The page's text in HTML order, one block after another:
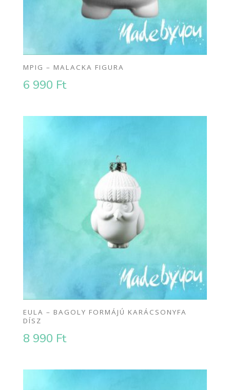
MPIG – MALACKA FIGURA
6 990 Ft
EULA – BAGOLY FORMÁJÚ KARÁCSONYFA
DÍSZ
8 990 Ft